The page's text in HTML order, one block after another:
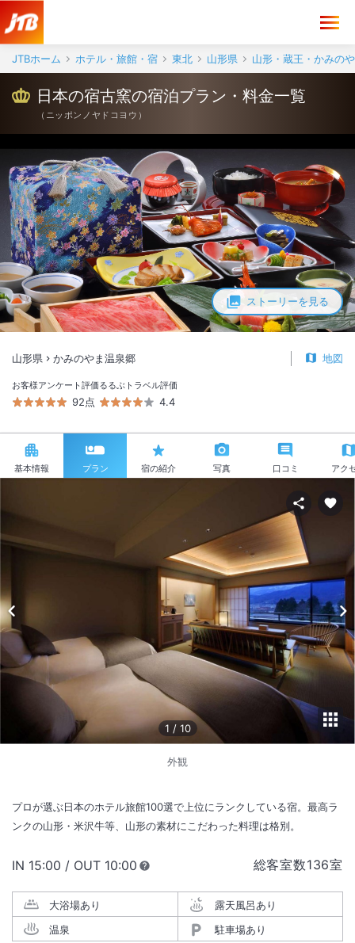
JTBホーム ホテル・旅館・宿 東北 山形県 山形・蔵王・かみの
ストーリーを見る
日本の宿古窯の宿泊プラン・料金一覧
（ ニッポンノヤドコヨウ ）
山形県 かみのやま温泉郷 地図
お客様アンケート評価
92点
るるぶトラベル評価
4.4
基本情報 プラン 宿の紹介 写真 口コミ アク
1 / 10
外観
プロが選ぶ日本のホテル旅館100選で上位にランクしている宿。最高ラ
ンクの山形・米沢牛等、山形の素材にこだわった料理は格別。
総客室数136室
IN チェックイン
15:00 / OUT チェックアウト
10:00
大浴場あり
露天風呂あり
温泉
駐車場あり